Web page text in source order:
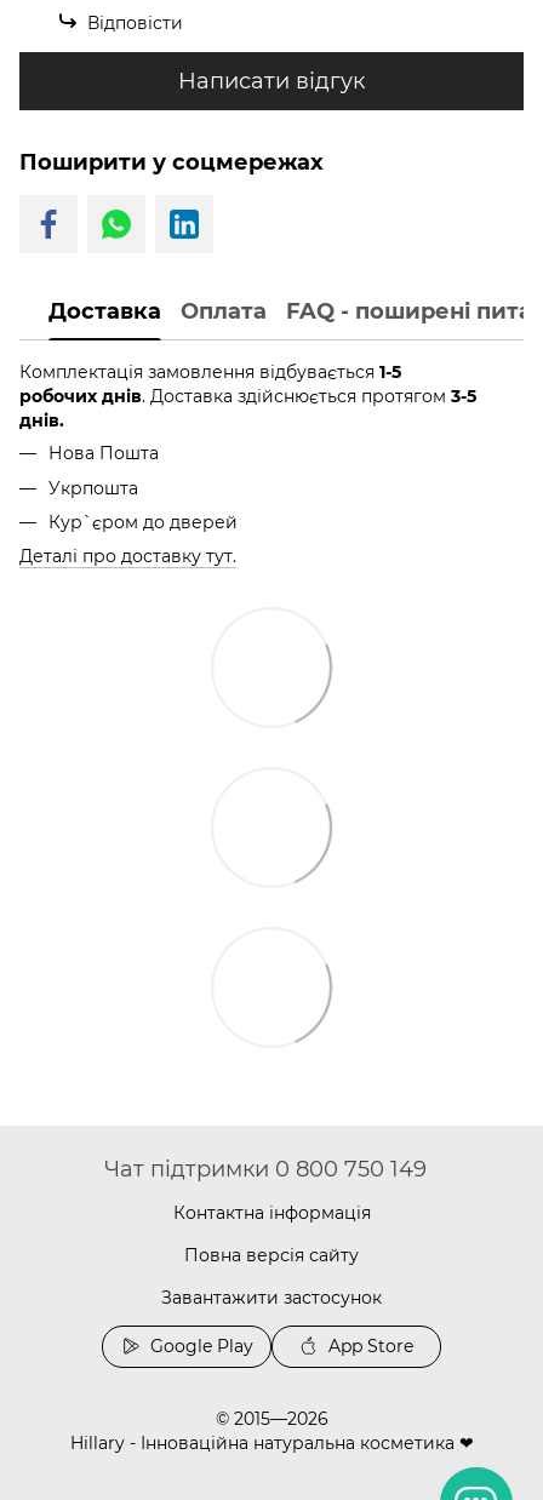
Відповісти
Написати відгук
Поширити у соцмережах
Доставка Оплата FAQ - поширені
Комплектація замовлення відбувається 1-5
робочих днів. Доставка здійснюється протягом 3-5
днів.
Нова Пошта
Укрпошта
Кур`єром до дверей
Деталі про доставку тут.
Чат підтримки 0 800 750 149
Контактна інформація
Повна версія сайту
Завантажити застосунок
Google Play App Store
© 2015—2026
Hillary - Інноваційна натуральна косметика ❤